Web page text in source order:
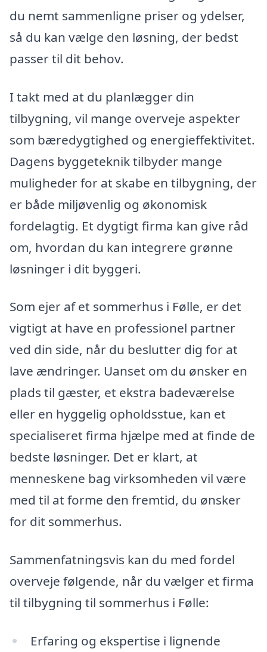
du nemt sammenligne priser og ydelser,
så du kan vælge den løsning, der bedst
passer til dit behov.
I takt med at du planlægger din
tilbygning, vil mange overveje aspekter
som bæredygtighed og energieffektivitet.
Dagens byggeteknik tilbyder mange
muligheder for at skabe en tilbygning, der
er både miljøvenlig og økonomisk
fordelagtig. Et dygtigt firma kan give råd
om, hvordan du kan integrere grønne
løsninger i dit byggeri.
Som ejer af et sommerhus i Følle, er det
vigtigt at have en professionel partner
ved din side, når du beslutter dig for at
lave ændringer. Uanset om du ønsker en
plads til gæster, et ekstra badeværelse
eller en hyggelig opholdsstue, kan et
specialiseret firma hjælpe med at finde de
bedste løsninger. Det er klart, at
menneskene bag virksomheden vil være
med til at forme den fremtid, du ønsker
for dit sommerhus.
Sammenfatningsvis kan du med fordel
overveje følgende, når du vælger et firma
til tilbygning til sommerhus i Følle:
Erfaring og ekspertise i lignende